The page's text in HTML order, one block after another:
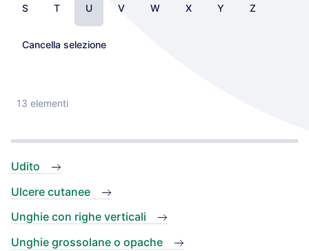
S T U V W X Y Z
Cancella selezione
13 elementi
Udito
Ulcere cutanee
Unghie con righe verticali
Unghie grossolane o opache